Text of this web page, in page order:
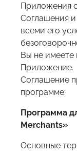
Приложения
Соглашения
всеми его
Вы не имеете
Приложение.
Соглашение
программе:
Программа
Merchants»
Основные